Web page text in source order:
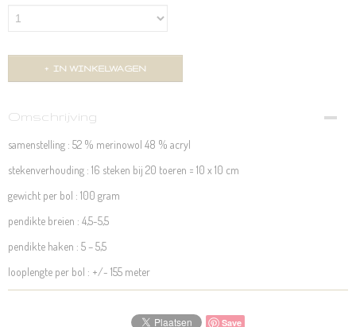
IN WINKELWAGEN
Omschrijving
samenstelling : 52 % merinowol 48 % acryl
stekenverhouding : 16 steken bij 20 toeren = 10 x 10 cm
gewicht per bol : 100 gram
pendikte breien : 4,5-5,5
pendikte haken : 5 – 5,5
looplengte per bol : +/- 155 meter
Save